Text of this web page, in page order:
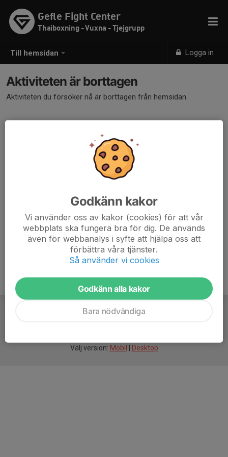
Till hemsidan Logga in
Gefle Fight Center
Thaiboxning - Vuxna - Tjejgrupp
Aktiviteten är borttagen
Aktiviteten du försöker nå är borttagen från hemsidan.
Välj version: Mobil Desktop
Godkänn kakor
Vi använder oss av kakor (cookies) för att vår
webbplats ska fungera bra för dig. De används
även för webbanalys i syfte att hjälpa oss att
förbättra våra tjänster.
Så använder vi cookies
Godkänn alla kakor
Bara nödvändiga